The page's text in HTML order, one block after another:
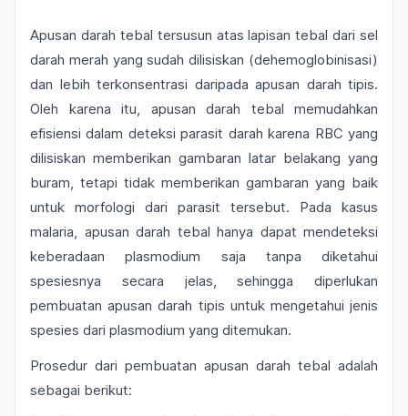
Apusan darah tebal tersusun atas lapisan tebal dari sel
darah merah yang sudah dilisiskan (dehemoglobinisasi)
dan lebih terkonsentrasi daripada apusan darah tipis.
Oleh karena itu, apusan darah tebal memudahkan
efisiensi dalam deteksi parasit darah karena RBC yang
dilisiskan memberikan gambaran latar belakang yang
buram, tetapi tidak memberikan gambaran yang baik
untuk morfologi dari parasit tersebut. Pada kasus
malaria, apusan darah tebal hanya dapat mendeteksi
keberadaan plasmodium saja tanpa diketahui
spesiesnya secara jelas, sehingga diperlukan
pembuatan apusan darah tipis untuk mengetahui jenis
spesies dari plasmodium yang ditemukan.
Prosedur dari pembuatan apusan darah tebal adalah
sebagai berikut: